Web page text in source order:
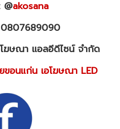
@akosana
ฆษณา แอลอีดีไซน์ จำกัด
อนแก่น เอโฆษณา LED